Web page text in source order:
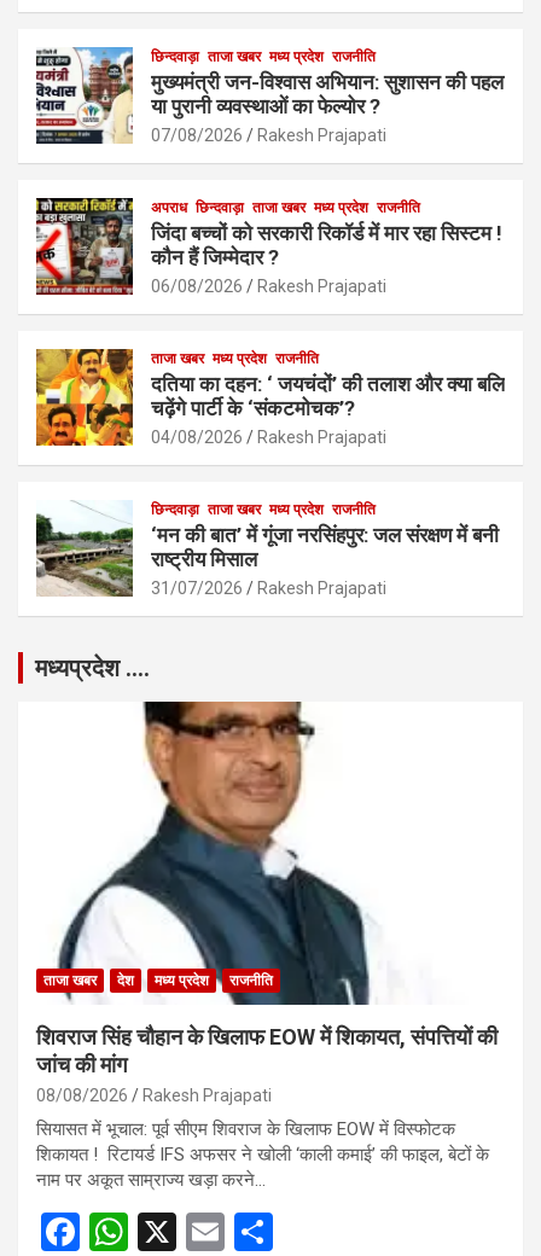
b
o
o
k
s
A
p
p
e
छिन्दवाड़ा ताजा खबर मध्य प्रदेश राजनीति
मुख्यमंत्री जन-विश्वास अभियान: सुशासन की पहल
या पुरानी व्यवस्थाओं का फेल्योर ?
07/08/2026 Rakesh Prajapati
अपराध छिन्दवाड़ा ताजा खबर मध्य प्रदेश राजनीति
जिंदा बच्चों को सरकारी रिकॉर्ड में मार रहा सिस्टम !
कौन हैं जिम्मेदार ?
06/08/2026 Rakesh Prajapati
ताजा खबर मध्य प्रदेश राजनीति
दतिया का दहन: ‘ जयचंदों’ की तलाश और क्या बलि
चढ़ेंगे पार्टी के ‘संकटमोचक’?
04/08/2026 Rakesh Prajapati
छिन्दवाड़ा ताजा खबर मध्य प्रदेश राजनीति
‘मन की बात’ में गूंजा नरसिंहपुर: जल संरक्षण में बनी
राष्ट्रीय मिसाल
31/07/2026 Rakesh Prajapati
मध्यप्रदेश ….
ताजा खबर देश मध्य प्रदेश राजनीति
शिवराज सिंह चौहान के खिलाफ EOW में शिकायत, संपत्तियों की
जांच की मांग
08/08/2026 Rakesh Prajapati
सियासत में भूचाल: पूर्व सीएम शिवराज के खिलाफ EOW में विस्फोटक
शिकायत ! रिटायर्ड IFS अफसर ने खोली ‘काली कमाई’ की फाइल, बेटों के
नाम पर अकूत साम्राज्य खड़ा करने…
F
W X
E